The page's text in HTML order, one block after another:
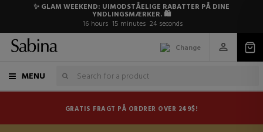
✨ GLAM WEEKEND: UIMODSTÅELIGE RABATTER PÅ DINE
YNDLINGSMÆRKER. 🛍️
16 hours 15 minutes 24 seconds
Change
MENU
GRATIS FRAGT PÅ ORDRER OVER 249$!